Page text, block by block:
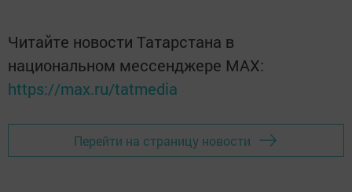
Читайте новости Татарстана в
национальном мессенджере MАХ:
https://max.ru/tatmedia
Перейти на страницу новости